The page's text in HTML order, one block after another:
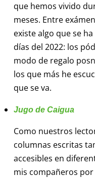
que hemos vivido
meses. Entre
existe algo que se
días del 2022: los
modo de regalo
los que más he
que se va.
Jugo de Caigua
Como nuestros
columnas escritas
accesibles en
mis compañeros